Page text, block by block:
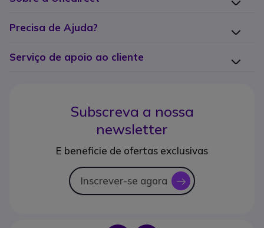
Precisa de Ajuda?
Serviço de apoio ao cliente
Subscreva a nossa
newsletter
E beneficie de ofertas exclusivas
Inscrever-se agora icon